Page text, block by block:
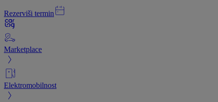
Rezerviši termin
Marketplace
Elektromobilnost